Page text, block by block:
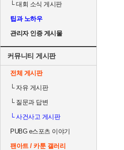
└대회 소식 게시판
팁과 노하우
관리자 인증 게시물
커뮤니티 게시판
전체 게시판
└자유 게시판
└질문과 답변
└사건사고 게시판
PUBG e스포츠 이야기
팬아트 / 카툰 갤러리